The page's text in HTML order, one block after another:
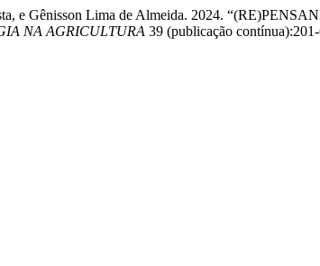
e Gênisson Lima de Almeida. 2024.
NA AGRICULTURA 39 (publicação